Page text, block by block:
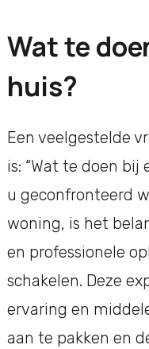
Wat te
huis?
Een veelgestelde
is: “Wat te doen bij
u geconfronteerd
woning, is het
en professionele
schakelen. Deze
ervaring en
aan te pakken en